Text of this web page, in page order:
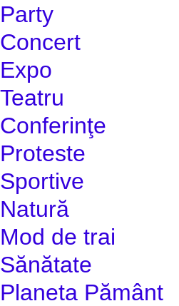
Party
Concert
Expo
Teatru
Conferinţe
Proteste
Sportive
Natură
Mod de trai
Sănătate
Planeta Pământ